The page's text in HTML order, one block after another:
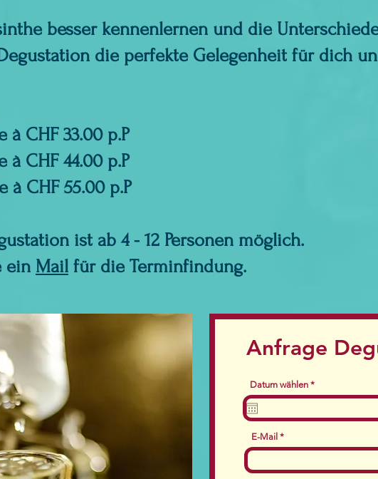
besser kennenlernen und die
die perfekte Gelegenheit für dich
CHF 33.00 p.P
CHF 44.00 p.P
à CHF 55.00 p.P
ist ab 4 - 12 Personen möglich.
ein Mail für die Terminfindung.
Anfrage
Datum wählen *r
e
i
d
E-Mail